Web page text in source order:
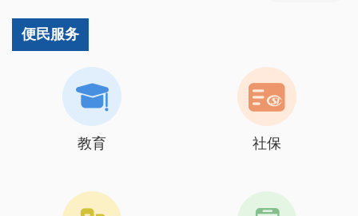
便民服务
教育 社保